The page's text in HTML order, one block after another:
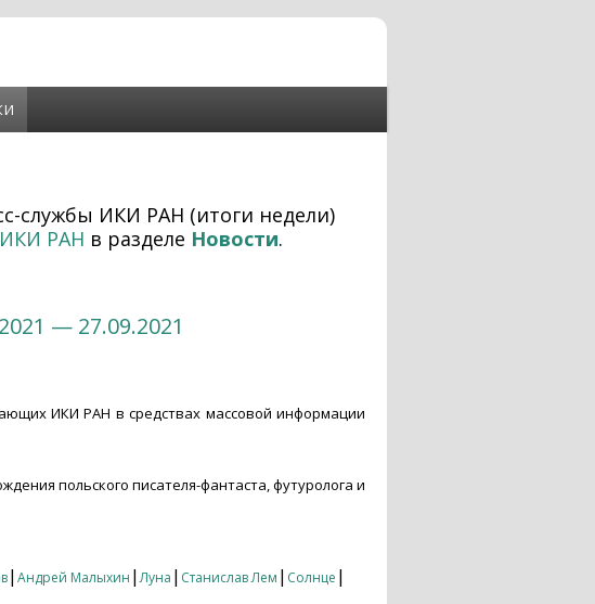
службы ИКИ РАН (итоги недели)
РАН в разделе Новости.
— 27.09.2021
ИКИ РАН в средствах массовой информации
польского писателя-фантаста, футуролога и
— 27.09.2021
| Андрей Малыхин |Луна | Станислав Лем | Солнце |